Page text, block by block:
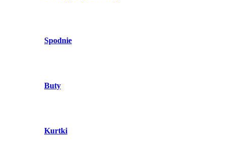
Spodnie
Buty
Kurtki